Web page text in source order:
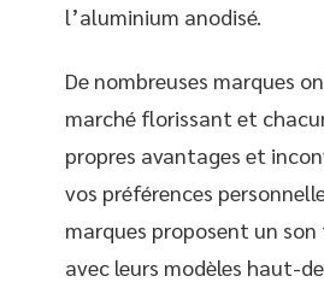
l’aluminium anodisé.
De nombreuses marques
marché florissant et
propres avantages et
vos préférences
marques proposent un
avec leurs modèles haut-